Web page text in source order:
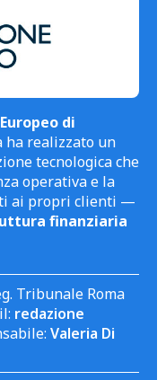
di
ha realizzato un
tecnologica che
operativa e la
ai propri clienti —
finanziaria
Tribunale Roma
redazione
Valeria Di